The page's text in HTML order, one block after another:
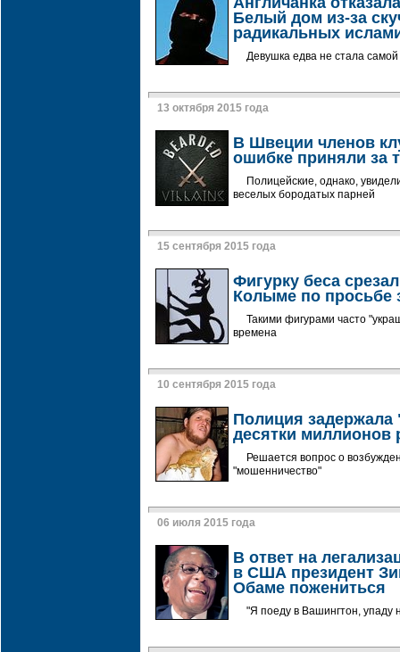
Белый дом из-за
радикальных
Девушка едва не стала
13 октября 2015 года
В Швеции членов
ошибке приняли за
Полицейские, однако,
веселых бородатых парней
15 сентября 2015 года
Фигурку беса
Колыме по просьбе
Такими фигурами часто
времена
10 сентября 2015 года
Полиция
десятки миллионов
Решается вопрос о
"мошенничество"
06 июля 2015 года
В ответ на
в США президент
Обаме пожениться
"Я поеду в Вашингтон, упаду